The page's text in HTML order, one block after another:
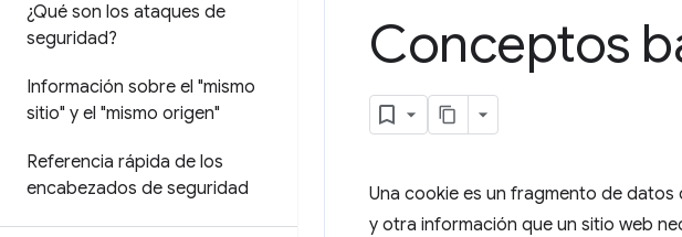
¿Qué son los ataques de
seguridad?
Información sobre el "mismo
sitio" y el "mismo origen"
Referencia rápida de los
encabezados de seguridad
Conceptos
Una cookie es un fragmento de datos
y otra información que un sitio web